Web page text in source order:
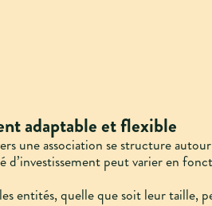
adaptable et flexible
une association se structure
d’investissement peut varier en
entités, quelle que soit leur taille,